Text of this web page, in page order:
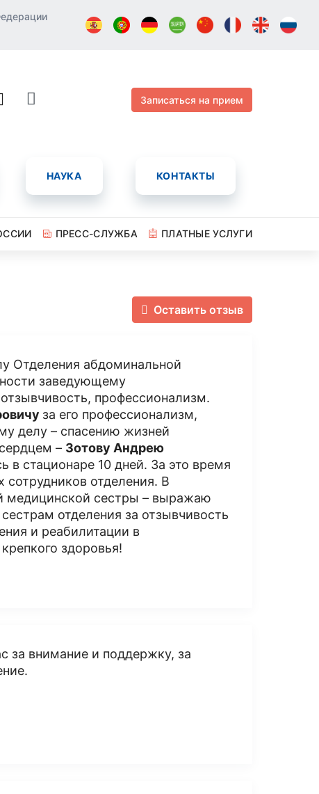
Записаться на прием
НАУКА КОНТАКТЫ
ПРЕСС-СЛУЖБА
ПЛАТНЫЕ УСЛУГИ
Оставить отзыв
Отделения абдоминальной
заведующему
профессионализм.
за его профессионализм,
делу – спасению жизней
– Зотову Андрею
стационаре 10 дней. За это время
сотрудников отделения. В
медицинской сестры – выражаю
отделения за отзывчивость
и реабилитации в
здоровья!
за внимание и поддержку, за